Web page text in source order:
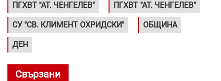
ПГХВТ "АТ. ЧЕНГЕЛЕВ" ПГХВТ "АТ. ЧЕНГЕЛЕВ"
СУ "СВ. КЛИМЕНТ ОХРИДСКИ" ОБЩИНА
ДЕН
Свързани